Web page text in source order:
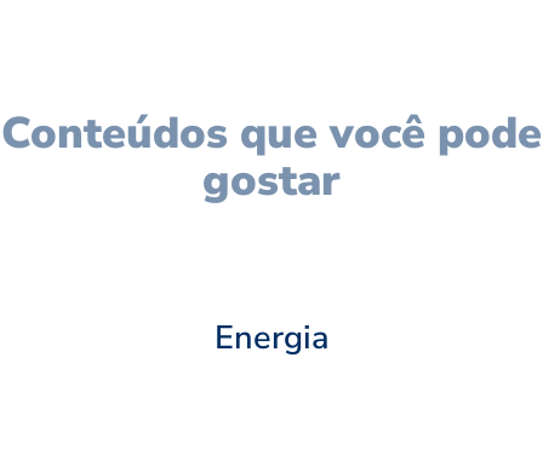
Conteúdos que você pode
gostar
Energia